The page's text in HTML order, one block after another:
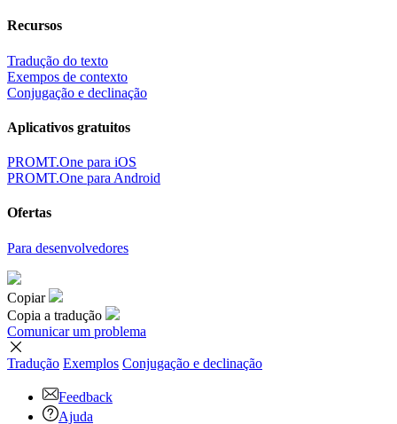
Recursos
Tradução do texto
Exempos de contexto
Conjugação e declinação
Aplicativos gratuitos
PROMT.One para iOS
PROMT.One para Android
Ofertas
Para desenvolvedores
Copiar
Copia a tradução
Comunicar um problema
Tradução Exemplos Conjugação e declinação
Feedback
Ajuda